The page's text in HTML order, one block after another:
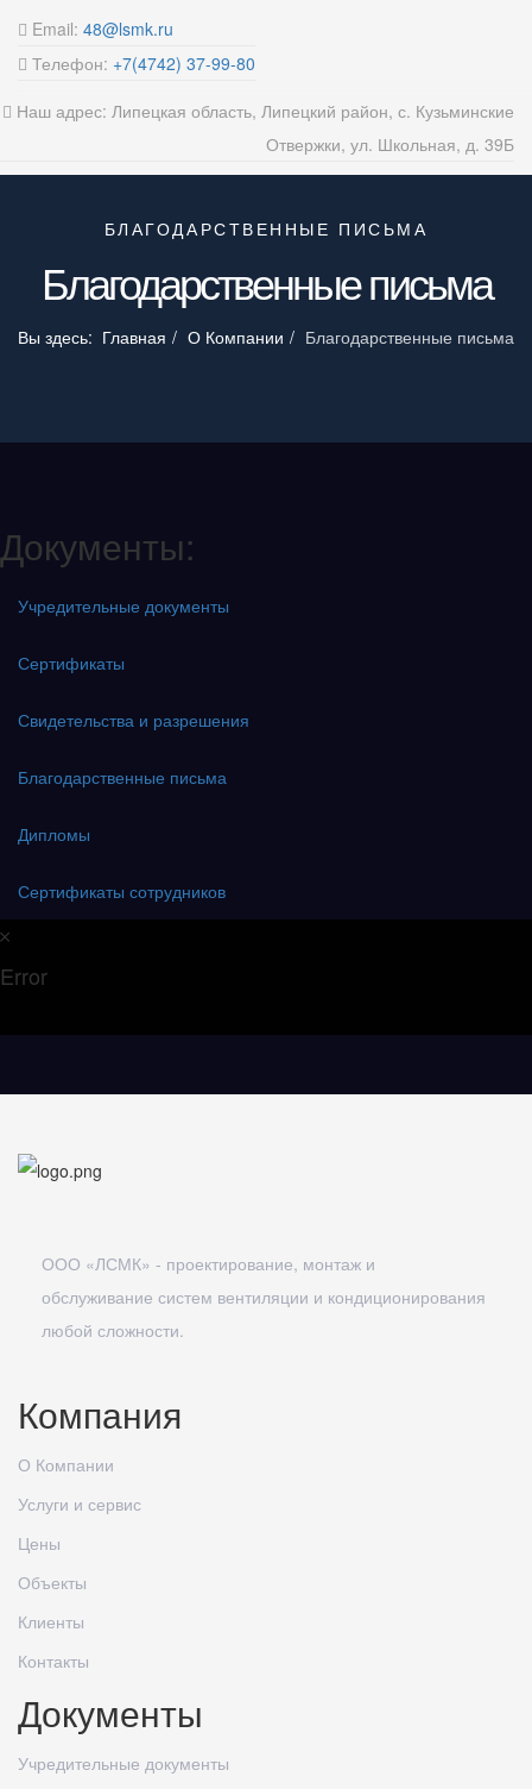
Email: 48@lsmk.ru
Телефон: +7(4742) 37-99-80
Наш адрес: Липецкая область, Липецкий район, с. Кузьминские
Отвержки, ул. Школьная, д. 39Б
БЛАГОДАРСТВЕННЫЕ ПИСЬМА
Благодарственные письма
Вы здесь: Главная О Компании Благодарственные письма
Документы:
Учредительные документы
Сертификаты
Свидетельства и разрешения
Благодарственные письма
Дипломы
Сертификаты сотрудников
Error
ООО «ЛСМК» - проектирование, монтаж и
обслуживание систем вентиляции и кондиционирования
любой сложности.
Компания
О Компании
Услуги и сервис
Цены
Объекты
Клиенты
Контакты
Документы
Учредительные документы